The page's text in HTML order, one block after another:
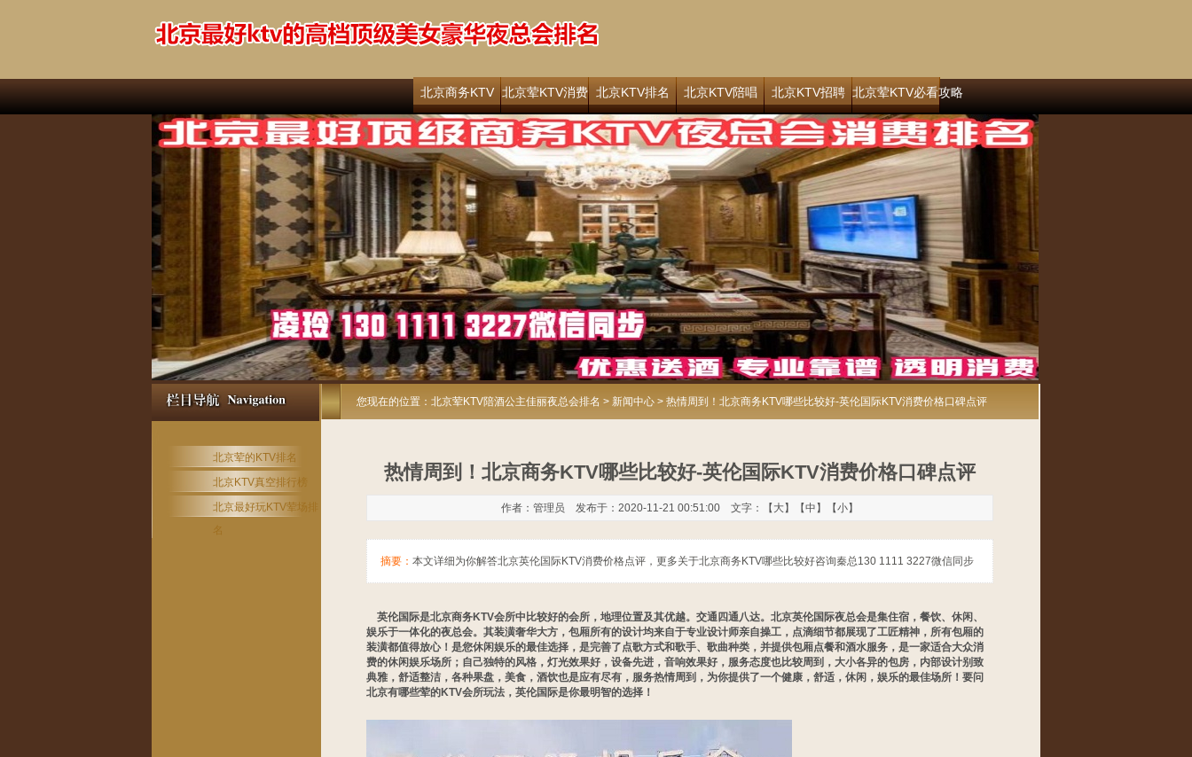
北京商务KTV 北京荤KTV消费 北京KTV排名 北京KTV陪唱 北京KTV招聘 北京荤KTV必看攻略
北京荤的KTV排名
北京KTV真空排行榜
北京最好玩KTV荤场排
名
您现在的位置： 北京荤KTV陪酒公主佳丽夜总会排名 > 新闻中心 > 热情周到！北京商务KTV哪些比较好-英伦国际KTV消费价格口碑点评
热情周到！北京商务KTV哪些比较好-英伦国际KTV消费价格口碑点评
作者：管理员 发布于：2020-11-21 00:51:00 文字：【 大】【中 】【小】
摘要： 本文详细为你解答北京英伦国际KTV消费价格点评，更多关于北京商务KTV哪些比较好咨询秦总130 1111 3227微信同步
英伦国际是北京商务KTV会所中比较好的会所，地理位置及其优越。交通四通八达。北京英伦国际夜总会是集住宿，餐饮、休闲、
娱乐于一体化的夜总会。其装潢奢华大方，包厢所有的设计均来自于专业设计师亲自操工，点滴细节都展现了工匠精神，所有包厢的
装潢都值得放心！是您休闲娱乐的最佳选择，是完善了点歌方式和歌手、歌曲种类，并提供包厢点餐和酒水服务，是一家适合大众消
费的休闲娱乐场所；自己独特的风格，灯光效果好，设备先进，音响效果好，服务态度也比较周到，大小各异的包房，内部设计别致
典雅，舒适整洁，各种果盘，美食，酒饮也是应有尽有，服务热情周到，为你提供了一个健康，舒适，休闲，娱乐的最佳场所！要问
北京有哪些荤的KTV会所玩法，英伦国际是你最明智的选择！